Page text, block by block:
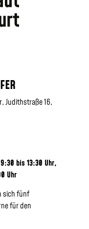
Judithstraße 16,
bis 13:30 Uhr,
Uhr
sich fünf
für den